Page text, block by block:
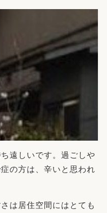
遠しいです。過ごしや
の方は、辛いと思われ
は居住空間にはとても